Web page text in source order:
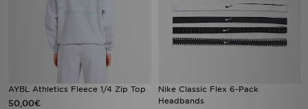
AYBL Athletics Fleece 1/4 Zip Top
50,00€
Nike Classic Flex 6-Pack
Headbands